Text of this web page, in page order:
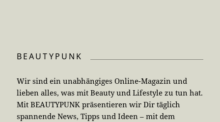
BEAUTYPUNK
Wir sind ein unabhängiges Online-Magazin und
lieben alles, was mit Beauty und Lifestyle zu tun hat.
Mit BEAUTYPUNK präsentieren wir Dir täglich
spannende News, Tipps und Ideen – mit dem